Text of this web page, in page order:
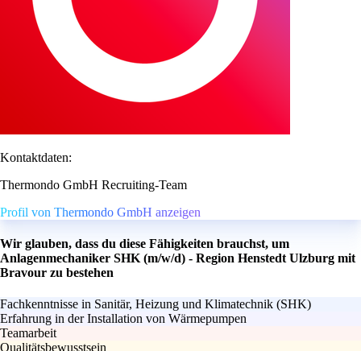
Kontaktdaten:
Thermondo GmbH Recruiting-Team
Profil von Thermondo GmbH anzeigen
Wir glauben, dass du diese Fähigkeiten brauchst, um
Anlagenmechaniker SHK (m/w/d) - Region Henstedt Ulzburg mit
Bravour zu bestehen
Fachkenntnisse in Sanitär, Heizung und Klimatechnik (SHK)
Erfahrung in der Installation von Wärmepumpen
Teamarbeit
Qualitätsbewusstsein